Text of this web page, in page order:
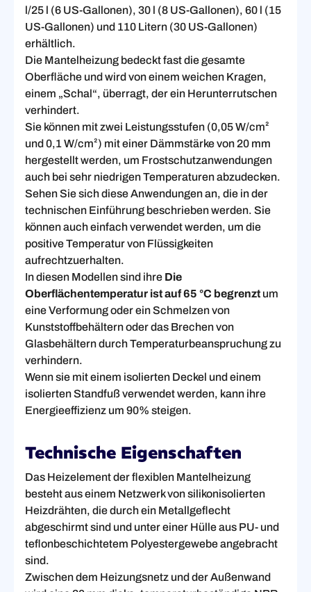
l/25 l (6 US-Gallonen), 30 l (8 US-Gallonen), 60 l (15
US-Gallonen) und 110 Litern (30 US-Gallonen)
erhältlich.
Die Mantelheizung bedeckt fast die gesamte
Oberfläche und wird von einem weichen Kragen,
einem „Schal“, überragt, der ein Herunterrutschen
verhindert.
Sie können mit zwei Leistungsstufen (0,05 W/cm²
und 0,1 W/cm²) mit einer Dämmstärke von 20 mm
hergestellt werden, um Frostschutzanwendungen
auch bei sehr niedrigen Temperaturen abzudecken.
Sehen Sie sich diese Anwendungen an, die in der
technischen Einführung beschrieben werden. Sie
können auch einfach verwendet werden, um die
positive Temperatur von Flüssigkeiten
aufrechtzuerhalten.
In diesen Modellen sind ihre Die
Oberflächentemperatur ist auf 65 °C begrenzt um
eine Verformung oder ein Schmelzen von
Kunststoffbehältern oder das Brechen von
Glasbehältern durch Temperaturbeanspruchung zu
verhindern.
Wenn sie mit einem isolierten Deckel und einem
isolierten Standfuß verwendet werden, kann ihre
Energieeffizienz um 90% steigen.
Technische Eigenschaften
Das Heizelement der flexiblen Mantelheizung
besteht aus einem Netzwerk von silikonisolierten
Heizdrähten, die durch ein Metallgeflecht
abgeschirmt sind und unter einer Hülle aus PU- und
teflonbeschichtetem Polyestergewebe angebracht
sind.
Zwischen dem Heizungsnetz und der Außenwand